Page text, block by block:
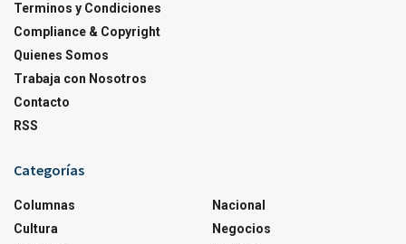
Terminos y Condiciones
Compliance & Copyright
Quienes Somos
Trabaja con Nosotros
Contacto
RSS
Categorías
Columnas
Cultura
Nacional
Negocios